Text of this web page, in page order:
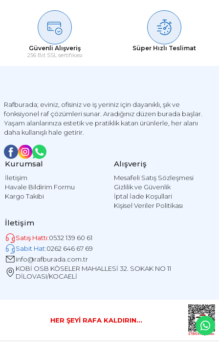
Güvenli Alışveriş
256 Bit SSL sertifikası
Süper Hızlı Teslimat
Rafburada; eviniz, ofisiniz ve iş yeriniz için dayanıklı, şık ve
fonksiyonel raf çözümleri sunar. Aradığınız düzen burada başlar.
Yaşam alanlarınıza estetik ve pratiklik katan ürünlerle, her alanı
daha kullanışlı hale getirir.
Kurumsal
İletişim
Havale Bildirim Formu
Kargo Takibi
Alışveriş
Mesafeli Satış Sözleşmesi
Gizlilik ve Güvenlik
İptal İade Koşullari
Kişisel Veriler Politikası
İletişim
Satış Hattı:0532 139 60 61
Sabit Hat:0262 646 67 69
info@rafburada.com.tr
KOBİ OSB KÖSELER MAHALLESİ 32. SOKAK NO 11
DİLOVASI/KOCAELİ
HER ŞEYİ RAFA KALDIRIN...